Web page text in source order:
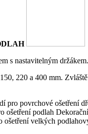
s nastavitelným držákem.
220 a 400 mm.
pro povrchové ošetření
ošetření podlah
velkých